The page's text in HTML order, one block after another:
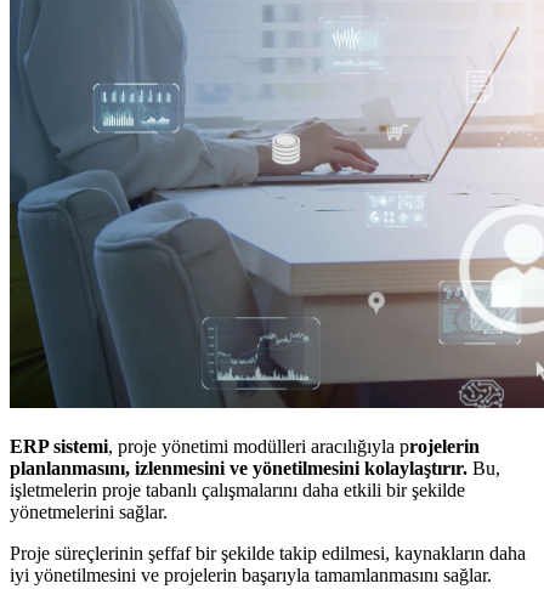
ERP sistemi, proje yönetimi modülleri aracılığıyla projelerin
planlanmasını, izlenmesini ve yönetilmesini kolaylaştırır. Bu,
işletmelerin proje tabanlı çalışmalarını daha etkili bir şekilde
yönetmelerini sağlar.
Proje süreçlerinin şeffaf bir şekilde takip edilmesi, kaynakların daha
iyi yönetilmesini ve projelerin başarıyla tamamlanmasını sağlar.